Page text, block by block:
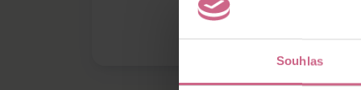
Souhlas